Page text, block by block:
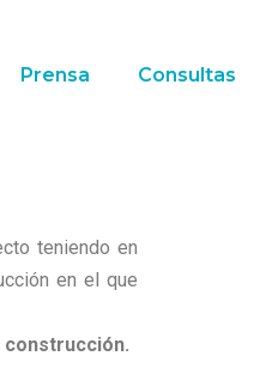
Prensa Consultas
teniendo en
en el que
construcción.